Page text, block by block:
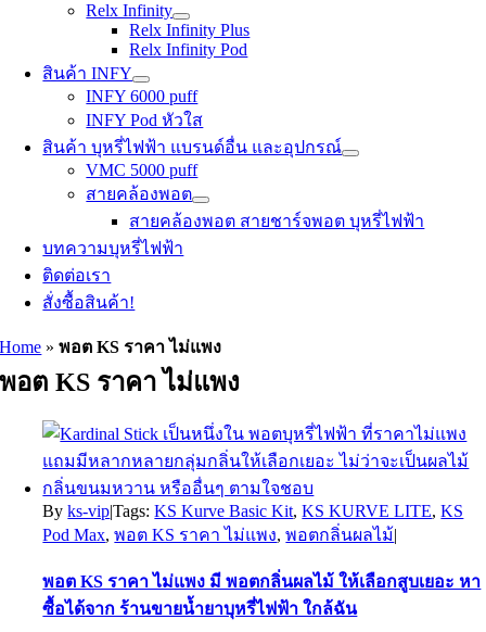
Relx Infinity
Relx Infinity Plus
Relx Infinity Pod
สินค้า INFY
INFY 6000 puff
INFY Pod หัวใส
สินค้า บุหรี่ไฟฟ้า แบรนด์อื่น และอุปกรณ์
VMC 5000 puff
สายคล้องพอต
สายคล้องพอต สายชาร์จพอต บุหรี่ไฟฟ้า
บทความบุหรี่ไฟฟ้า
ติดต่อเรา
สั่งซื้อสินค้า!
Home »พอต KS ราคา ไม่แพง
พอต KS ราคา ไม่แพง
Byks-vip|Tags:KS Kurve Basic Kit,KS KURVE LITE,KS
Pod Max,พอต KS ราคา ไม่แพง,พอตกลิ่นผลไม้|
พอต KS ราคา ไม่แพง มี พอตกลิ่นผลไม้ ให้เลือกสูบเยอะ หา
ซื้อได้จาก ร้านขายน้ำยาบุหรี่ไฟฟ้า ใกล้ฉัน